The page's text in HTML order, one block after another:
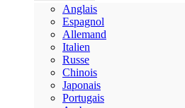
Anglais
Espagnol
Allemand
Italien
Russe
Chinois
Japonais
Portugais